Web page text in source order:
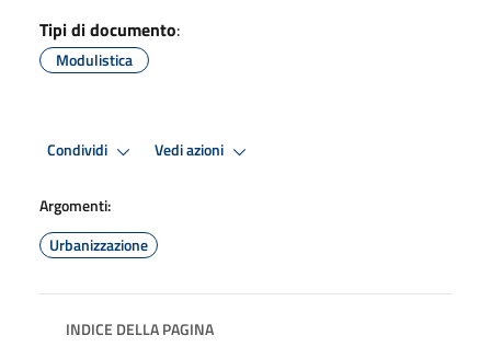
Tipi di documento:
Modulistica
Condividi Vedi azioni
Argomenti:
Urbanizzazione
INDICE DELLA PAGINA